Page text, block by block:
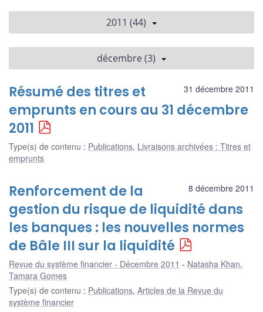
2011 (44)
décembre (3)
31 décembre 2011
Résumé des titres et
emprunts en cours au 31 décembre
2011
Type(s) de contenu : Publications, Livraisons archivées : Titres et
emprunts
8 décembre 2011
Renforcement de la
gestion du risque de liquidité dans
les banques : les nouvelles normes
de Bâle III sur la liquidité
Revue du système financier - Décembre 2011 Natasha Khan,
Tamara Gomes
Type(s) de contenu : Publications, Articles de la Revue du
système financier